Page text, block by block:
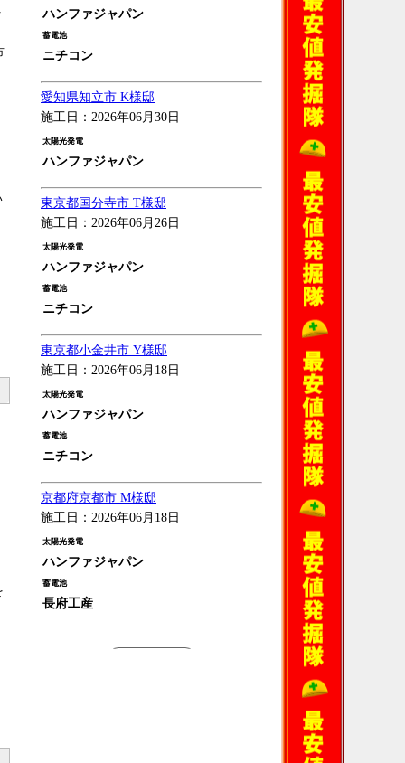
ハンファジャパン
蓄電池
ニチコン
愛知県知立市 K様邸
施工日：2026年06月30日
太陽光発電
ハンファジャパン
東京都国分寺市 T様邸
施工日：2026年06月26日
太陽光発電
ハンファジャパン
蓄電池
ニチコン
東京都小金井市 Y様邸
施工日：2026年06月18日
太陽光発電
ハンファジャパン
蓄電池
ニチコン
京都府京都市 M様邸
施工日：2026年06月18日
太陽光発電
ハンファジャパン
蓄電池
長府工産